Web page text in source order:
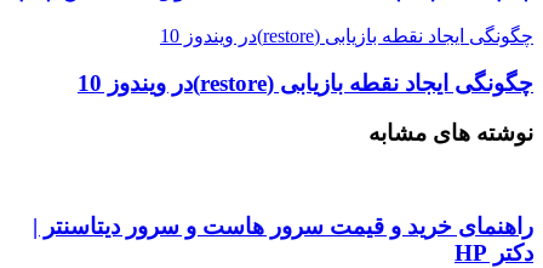
چگونگی ایجاد نقطه بازیابی (restore)در ویندوز 10
چگونگی ایجاد نقطه بازیابی (restore)در ویندوز 10
نوشته های مشابه
راهنمای خرید و قیمت سرور هاست و سرور دیتاسنتر |
دکتر HP